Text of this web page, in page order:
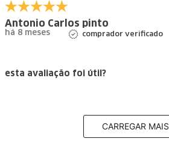
Antonio Carlos pinto
há 8 meses comprador verificado
esta avaliação foi útil?
CARREGAR MAIS